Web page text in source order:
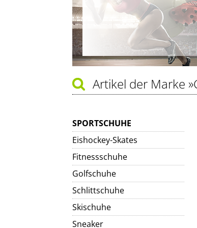
Artikel der Marke
SPORTSCHUHE
Eishockey-Skates
Fitnessschuhe
Golfschuhe
Schlittschuhe
Skischuhe
Sneaker